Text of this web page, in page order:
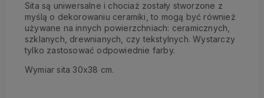
Sita są uniwersalne i chociaż zostały stworzone z
myślą o dekorowaniu ceramiki, to mogą być również
używane na innych powierzchniach: ceramicznych,
szklanych, drewnianych, czy tekstylnych. Wystarczy
tylko zastosować odpowiednie farby.
Wymiar sita 30x38 cm.